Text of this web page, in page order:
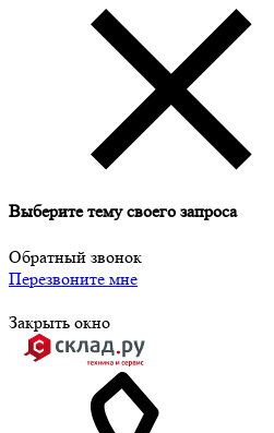
Выберите тему своего запроса
Обратный звонок
Перезвоните мне
Закрыть окно